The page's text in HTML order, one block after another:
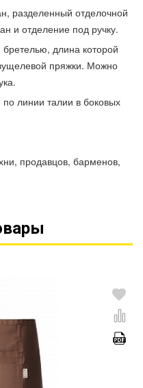
разделенный отделочной
и отделение под ручку.
длина которой
пряжки. Можно
линии талии в боковых
продавцов, барменов,